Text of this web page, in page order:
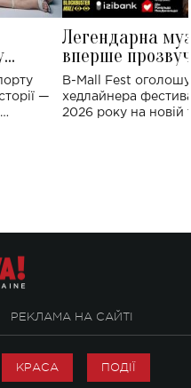
—
Легендарна
вперше
Україні: де
B-Mall Fest
хедлайнера
2026 року на новій
РЕКЛАМА НА САЙТІ
КРАСА ПОДІЇ